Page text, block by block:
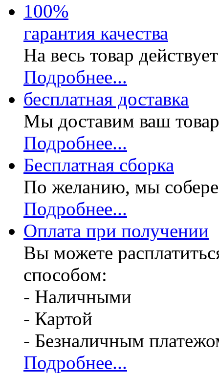
100%
гарантия качества
На весь товар
Подробнее...
бесплатная доставка
Мы доставим ваш
Подробнее...
Бесплатная сборка
По желанию, мы
Подробнее...
Оплата при получении
Вы можете
способом:
- Наличными
- Картой
- Безналичным
Подробнее...